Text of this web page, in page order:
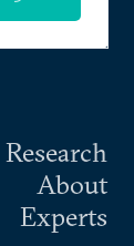
Research
About
Experts